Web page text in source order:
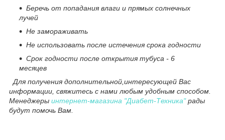
Беречь от попадания влаги и прямых солнечных
лучей
Не замораживать
Не использовать после истечения срока годности
Срок годности после открытия тубуса - 6
месяцев
Для получения дополнительной,интересующей Вас
информации, свяжитесь с нами любым удобным способом.
Менеджеры интернет-магазина "Диабет-Техника"рады
будут помочь Вам.